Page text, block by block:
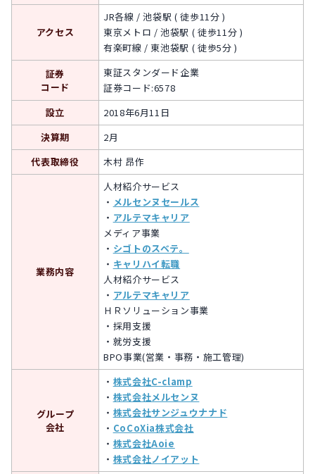
アクセス
JR各線 / 池袋駅 ( 徒歩11分 )
東京メトロ / 池袋駅 ( 徒歩11分 )
有楽町線 / 東池袋駅 ( 徒歩5分 )
証券
コード
東証スタンダード企業
証券コード:6578
設立
2018年6月11日
決算期
2月
代表取締役
木村 昂作
業務内容
人材紹介サービス
・ メルセンヌセールス
・ アルテマキャリア
メディア事業
・ シゴトのスベテ。
・ キャリハイ転職
人材紹介サービス
・ アルテマキャリア
ＨＲソリューション事業
・採用支援
・就労支援
BPO事業(営業・事務・施工管理)
グループ
会社
・ 株式会社C-clamp
・ 株式会社メルセンヌ
・ 株式会社サンジュウナナド
・ CoCoXia株式会社
・ 株式会社Aoie
・ 株式会社ノイアット